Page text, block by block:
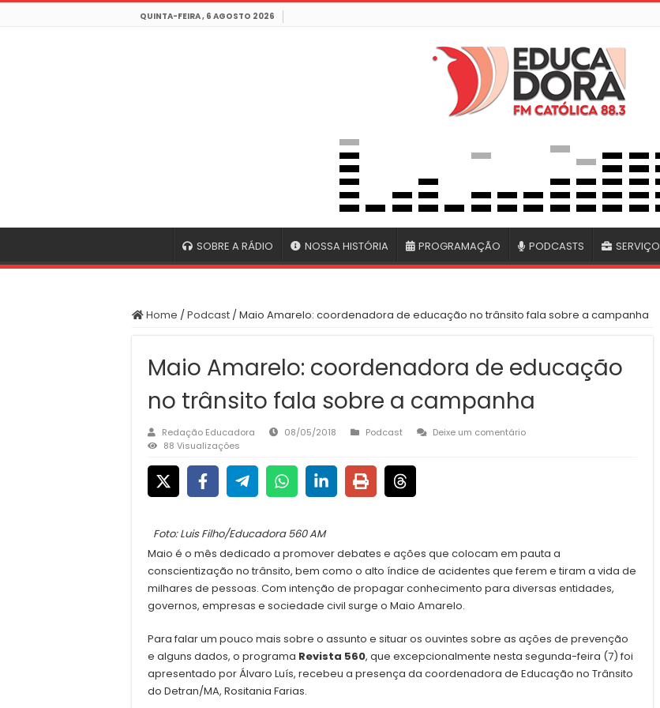
QUINTA-FEIRA , 6 AGOSTO 2026
SOBRE A RÁDIO NOSSA HISTÓRIA PROGRAMAÇÃO PODCASTS SERVIÇO
Home /Podcast /Maio Amarelo: coordenadora de educação no trânsito fala sobre a campanha
Maio Amarelo: coordenadora de educação
no trânsito fala sobre a campanha
Redação Educadora 08/05/2018 Podcast
Deixe um comentário
88 Visualizações
Foto: Luis Filho/Educadora 560 AM
Maio é o mês dedicado a promover debates e ações que colocam em pauta a
conscientização no trânsito, bem como o alto índice de acidentes que ferem e tiram a vida de
milhares de pessoas. Com intenção de propagar conhecimento para diversas entidades,
governos, empresas e sociedade civil surge o Maio Amarelo.
Para falar um pouco mais sobre o assunto e situar os ouvintes sobre as ações de prevenção
e alguns dados, o programa Revista 560, que excepcionalmente nesta segunda-feira (7) foi
apresentado por Álvaro Luís, recebeu a presença da coordenadora de Educação no Trânsito
do Detran/MA, Rositania Farias.